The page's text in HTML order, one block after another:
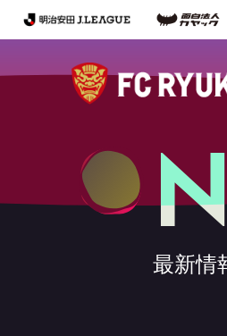
最新情